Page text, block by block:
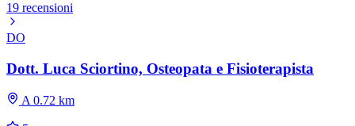
19 recensioni
DO
Dott. Luca Sciortino, Osteopata e Fisioterapista
A 0.72 km